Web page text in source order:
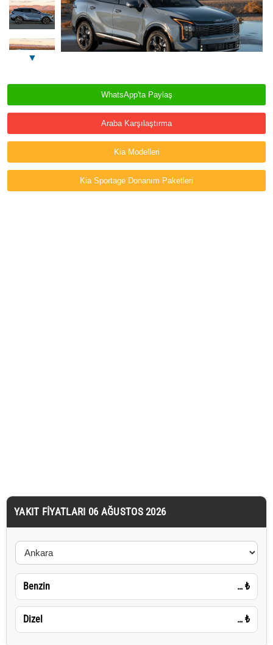
▼
WhatsApp'ta Paylaş
Araba Karşılaştırma
Kia Modelleri
Kia Sportage Donanım Paketleri
YAKIT FIYATLARI 06 AĞUSTOS 2026
Benzin … ₺
Dizel … ₺